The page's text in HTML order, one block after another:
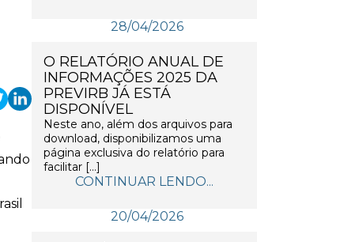
28/04/2026
O RELATÓRIO ANUAL DE
INFORMAÇÕES 2025 DA
PREVIRB JÁ ESTÁ
DISPONÍVEL
Neste ano, além dos arquivos para
download, disponibilizamos uma
página exclusiva do relatório para
facilitar […]
CONTINUAR LENDO...
20/04/2026